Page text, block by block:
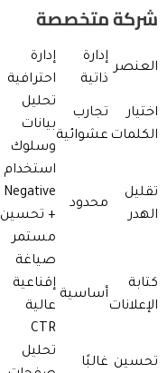
شركة متخصصة
العنصر
إدارة
ذاتية
إدارة
احترافية
اختيار
الكلمات
تجارب
عشوائية
تحليل
بيانات
وسلوك
تقليل
الهدر
محدود
استخدام
Negative
+ تحسين
مستمر
كتابة
الإعلانات
أساسية
صياغة
إقناعية
عالية
CTR
تحسين غالبًا
تحليل